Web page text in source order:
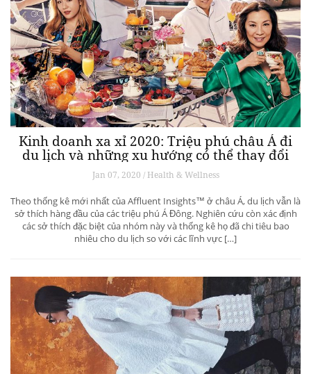
Kinh doanh xa xỉ 2020: Triệu phú châu Á đi
du lịch và những xu hướng có thể thay đổi
ngành du lịch thượng lưu
Jan 07, 2020 / Health & Wellness
Theo thống kê mới nhất của Affluent Insights™ ở châu Á, du lịch vẫn là
sở thích hàng đầu của các triệu phú Á Đông. Nghiên cứu còn xác định
các sở thích đặc biệt của nhóm này và thống kê họ đã chi tiêu bao
nhiêu cho du lịch so với các lĩnh vực […]